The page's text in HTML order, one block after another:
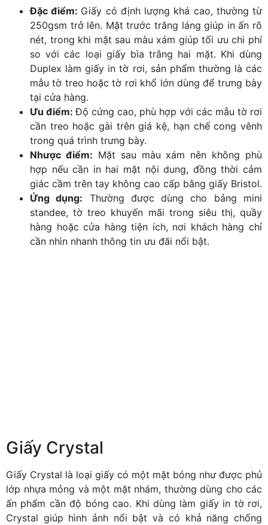
Đặc điểm: Giấy có định lượng khá cao, thường từ
250gsm trở lên. Mặt trước trắng láng giúp in ấn rõ
nét, trong khi mặt sau màu xám giúp tối ưu chi phí
so với các loại giấy bìa trắng hai mặt. Khi dùng
Duplex làm giấy in tờ rơi, sản phẩm thường là các
mẫu tờ treo hoặc tờ rơi khổ lớn dùng để trưng bày
tại cửa hàng.
Ưu điểm:Độ cứng cao, phù hợp với các mẫu tờ rơi
cần treo hoặc gài trên giá kệ, hạn chế cong vênh
trong quá trình trưng bày.
Nhược điểm: Mặt sau màu xám nên không phù
hợp nếu cần in hai mặt nội dung, đồng thời cảm
giác cầm trên tay không cao cấp bằng giấy Bristol.
Ứng dụng: Thường được dùng cho bảng mini
standee, tờ treo khuyến mãi trong siêu thị, quầy
hàng hoặc cửa hàng tiện ích, nơi khách hàng chỉ
cần nhìn nhanh thông tin ưu đãi nổi bật.
Giấy Crystal
Giấy Crystal là loại giấy có một mặt bóng như được phủ
lớp nhựa mỏng và một mặt nhám, thường dùng cho các
ấn phẩm cần độ bóng cao. Khi dùng làm giấy in tờ rơi,
Crystal giúp hình ảnh nổi bật và có khả năng chống